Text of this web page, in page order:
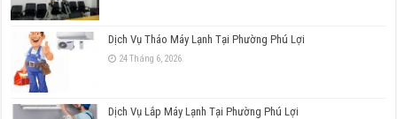
Dịch Vụ Tháo Máy Lạnh Tại Phường Phú Lợi
24 Tháng 6, 2026
Dịch Vụ Lắp Máy Lạnh Tại Phường Phú Lợi